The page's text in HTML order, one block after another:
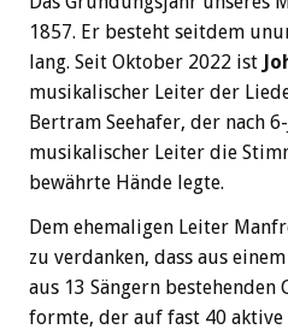
1857. Er besteht seitdem
lang. Seit Oktober 2022 ist
musikalischer Leiter der
Bertram Seehafer, der nach
musikalischer Leiter die
bewährte Hände legte.
Dem ehemaligen Leiter
zu verdanken, dass aus
aus 13 Sängern
formte, der auf fast 40 aktive